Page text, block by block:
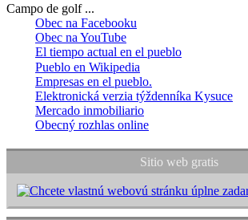
Campo de golf ...
Obec na Facebooku
Obec na YouTube
El tiempo actual en el pueblo
Pueblo en Wikipedia
Empresas en el pueblo.
Elektronická verzia týždenníka Kysuce
Mercado inmobiliario
Obecný rozhlas online
Sitio web gratis